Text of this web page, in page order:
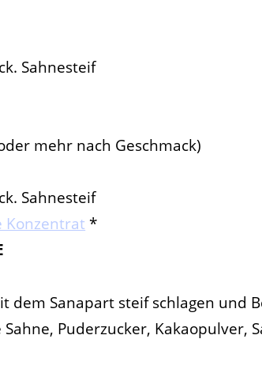
Sahnesteif
mehr nach Geschmack)
Sahnesteif
Konzentrat *
dem Sanapart steif schlagen und
Sahne, Puderzucker,